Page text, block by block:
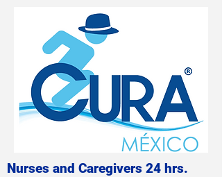
Nurses and Caregivers 24 hrs.